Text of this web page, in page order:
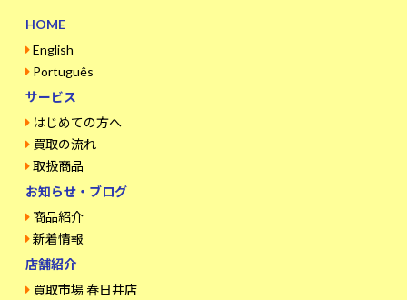
HOME
English
Português
サービス
はじめての方へ
買取の流れ
取扱商品
お知らせ・ブログ
商品紹介
新着情報
店舗紹介
買取市場 春日井店